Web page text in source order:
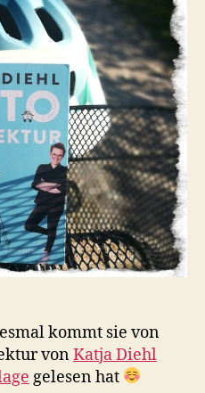
kommt sie von
vonKatja Diehl
gelesen hat